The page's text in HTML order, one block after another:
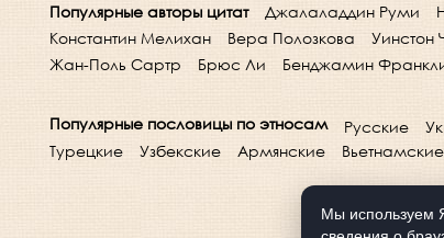
Популярные авторы цитат Джалаладдин Руми
Константин Мелихан
Вера Полозкова Уинстон
Жан-Поль Сартр
Брюс Ли Бенджамин
Популярные пословицы по этносам Русские
Турецкие
Узбекские Армянские Вьетнамские
Мы используем